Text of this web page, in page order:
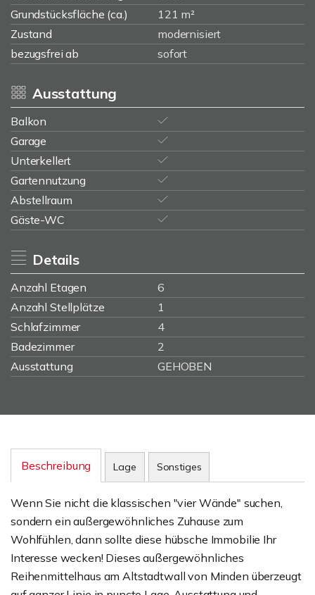
Grundstücksfläche (ca.)
121 m²
Zustand
modernisiert
bezugsfrei ab
sofort
Ausstattung
Balkon
Garage
Unterkellert
Gartennutzung
Abstellraum
Gäste-WC
Details
Anzahl Etagen
6
Anzahl Stellplätze
1
Schlafzimmer
4
Badezimmer
2
Ausstattung
GEHOBEN
Beschreibung Lage Sonstiges
Wenn Sie nicht die klassischen "vier Wände" suchen,
sondern ein außergewöhnliches Zuhause zum
Wohlfühlen, dann sollte diese hübsche Immobilie Ihr
Interesse wecken! Dieses außergewöhnliches
Reihenmittelhaus am Altstadtwall von Minden überzeugt